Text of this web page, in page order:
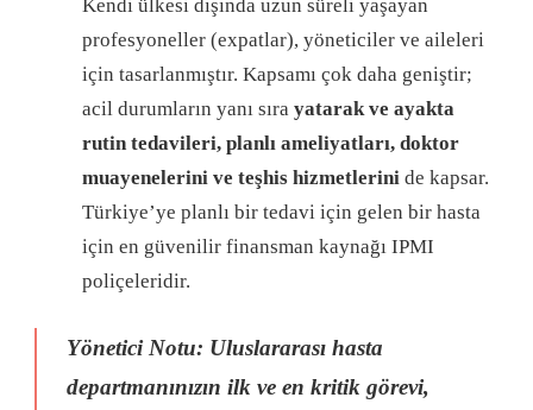
Kendi ülkesi dışında uzun süreli yaşayan
profesyoneller (expatlar), yöneticiler ve aileleri
için tasarlanmıştır. Kapsamı çok daha geniştir;
acil durumların yanı sıra yatarak ve ayakta
rutin tedavileri, planlı ameliyatları, doktor
muayenelerini ve teşhis hizmetlerini de kapsar.
Türkiye’ye planlı bir tedavi için gelen bir hasta
için en güvenilir finansman kaynağı IPMI
poliçeleridir.
Yönetici Notu: Uluslararası hasta
departmanınızın ilk ve en kritik görevi,